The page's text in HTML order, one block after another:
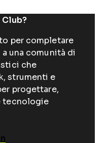
Club?
per completare
una comunità di
che
strumenti e
progettare,
tecnologie